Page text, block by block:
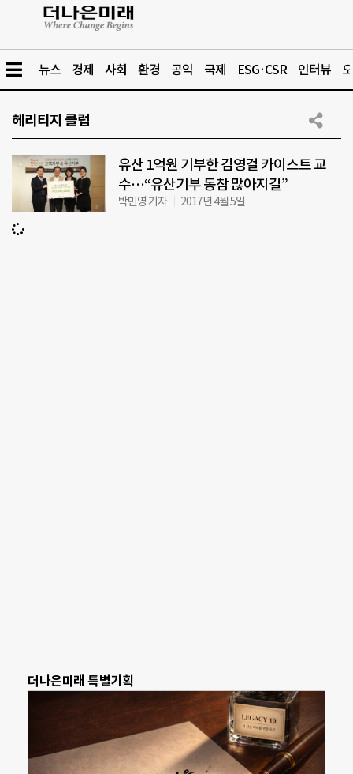
뉴스 경제 사회 환경 공익 국제 ESG·CSR 인터뷰
헤리티지 클럽
유산 1억원 기부한 김영걸 카이스트 교
수…“유산기부 동참 많아지길”
박민영 기자 2017년 4월 5일
더나은미래 특별기획